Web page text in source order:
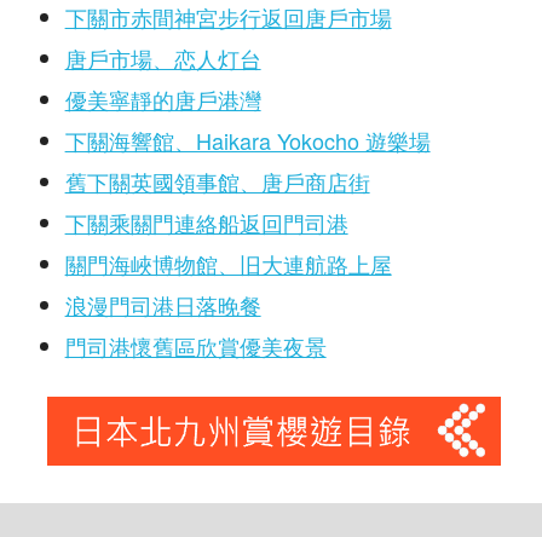
下關市赤間神宮步行返回唐戶市場
唐戶市場、恋人灯台
優美寧靜的唐戶港灣
下關海響館、Haikara Yokocho 遊樂場
舊下關英國領事館、唐戶商店街
下關乘關門連絡船返回門司港
關門海峽博物館、旧大連航路上屋
浪漫門司港日落晚餐
門司港懷舊區欣賞優美夜景